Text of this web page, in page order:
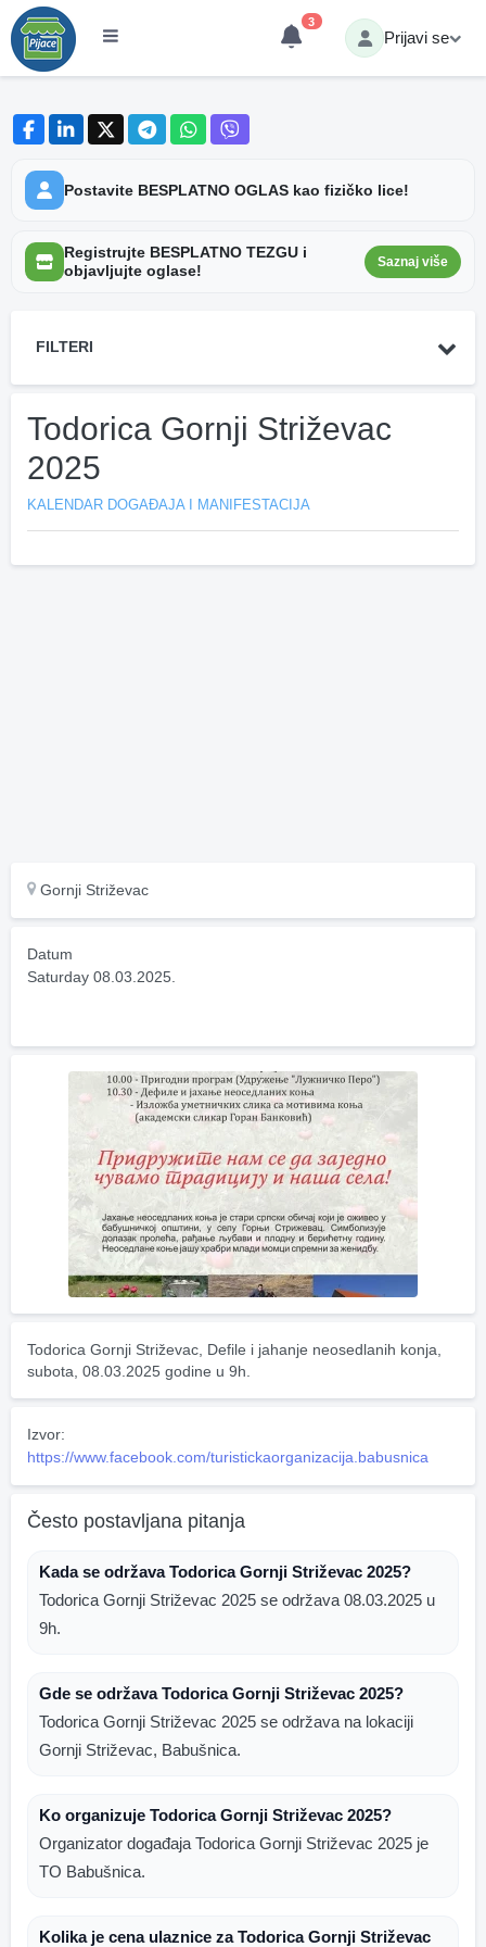
3
Prijavi se
Postavite BESPLATNO OGLAS kao fizičko lice!
Registrujte BESPLATNO TEZGU i
objavljujte oglase!
Saznaj više
FILTERI
Todorica Gornji Striževac
2025
KALENDAR DOGAĐAJA I MANIFESTACIJA
Gornji Striževac
Datum
Saturday 08.03.2025.
Todorica Gornji Striževac, Defile i jahanje neosedlanih konja,
subota, 08.03.2025 godine u 9h.
Izvor:
https://www.facebook.com/turistickaorganizacija.babusnica
Često postavljana pitanja
Kada se održava Todorica Gornji Striževac 2025?
Todorica Gornji Striževac 2025 se održava 08.03.2025 u
9h.
Gde se održava Todorica Gornji Striževac 2025?
Todorica Gornji Striževac 2025 se održava na lokaciji
Gornji Striževac, Babušnica.
Ko organizuje Todorica Gornji Striževac 2025?
Organizator događaja Todorica Gornji Striževac 2025 je
TO Babušnica.
Kolika je cena ulaznice za Todorica Gornji Striževac